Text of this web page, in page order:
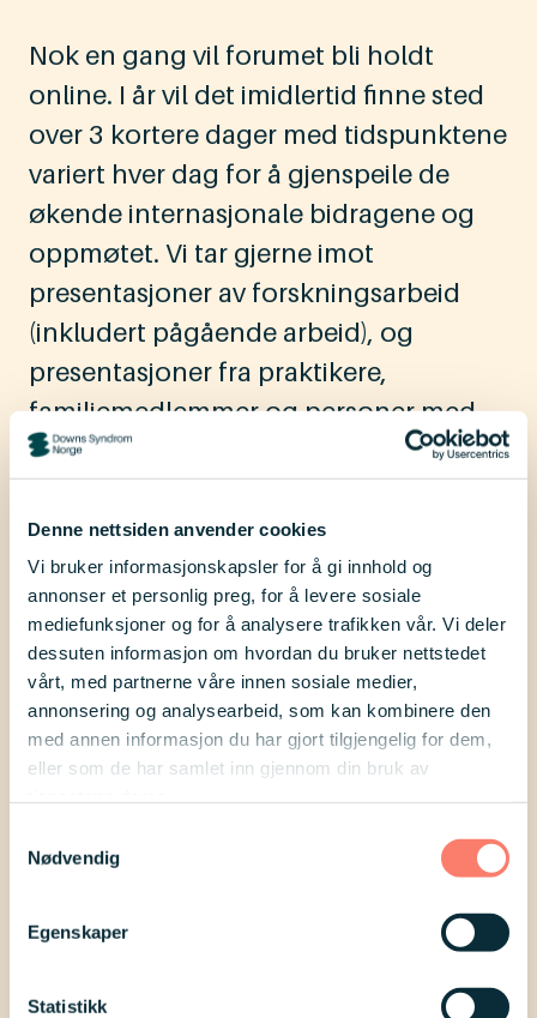
Denne nettsiden anvender cookies
Vi bruker informasjonskapsler for å gi innhold og
annonser et personlig preg, for å levere sosiale
mediefunksjoner og for å analysere trafikken vår. Vi deler
dessuten informasjon om hvordan du bruker nettstedet
vårt, med partnerne våre innen sosiale medier,
annonsering og analysearbeid, som kan kombinere den
med annen informasjon du har gjort tilgjengelig for dem,
eller som de har samlet inn gjennom din bruk av
Nødvendig
Egenskaper
Statistikk
Nok en gang vil forumet bli holdt
online. I år vil det imidlertid finne sted
over 3 kortere dager med tidspunktene
variert hver dag for å gjenspeile de
økende internasjonale bidragene og
oppmøtet. Vi tar gjerne imot
presentasjoner av forskningsarbeid
(inkludert pågående arbeid), og
presentasjoner fra praktikere,
familiemedlemmer og personer med
Downs syndrom, som kanskje ønsker å
bestemte intervensjoner eller
tjenestemodeller.
Les mer og meld deg på
Les om arrangementet og meld deg
på
19. mars 2025